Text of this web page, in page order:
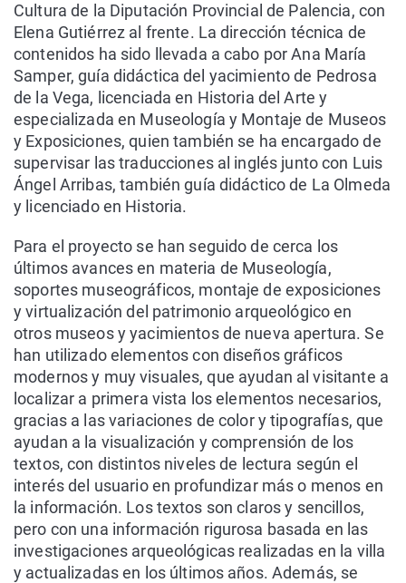
Cultura de la Diputación Provincial de Palencia, con
Elena Gutiérrez al frente. La dirección técnica de
contenidos ha sido llevada a cabo por Ana María
Samper, guía didáctica del yacimiento de Pedrosa
de la Vega, licenciada en Historia del Arte y
especializada en Museología y Montaje de Museos
y Exposiciones, quien también se ha encargado de
supervisar las traducciones al inglés junto con Luis
Ángel Arribas, también guía didáctico de La Olmeda
y licenciado en Historia.
Para el proyecto se han seguido de cerca los
últimos avances en materia de Museología,
soportes museográficos, montaje de exposiciones
y virtualización del patrimonio arqueológico en
otros museos y yacimientos de nueva apertura. Se
han utilizado elementos con diseños gráficos
modernos y muy visuales, que ayudan al visitante a
localizar a primera vista los elementos necesarios,
gracias a las variaciones de color y tipografías, que
ayudan a la visualización y comprensión de los
textos, con distintos niveles de lectura según el
interés del usuario en profundizar más o menos en
la información. Los textos son claros y sencillos,
pero con una información rigurosa basada en las
investigaciones arqueológicas realizadas en la villa
y actualizadas en los últimos años. Además, se